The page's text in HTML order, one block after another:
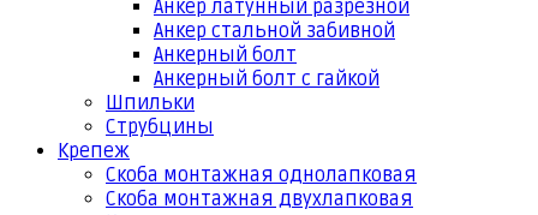
Анкер латунный разрезной
Анкер стальной забивной
Анкерный болт
Анкерный болт с гайкой
Шпильки
Струбцины
Крепеж
Скоба монтажная однолапковая
Скоба монтажная двухлапковая